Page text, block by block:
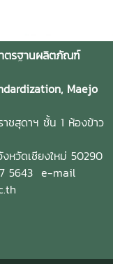
ตรฐานผลิตภัณฑ์
Maejo
าชสุดาฯ ชั้น 1 ห้องข้าว
หวัดเชียงใหม่ 50290
5643 e-mail